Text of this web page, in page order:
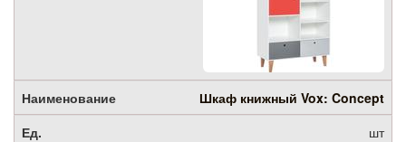
Шкаф книжный Vox: Concept
шт